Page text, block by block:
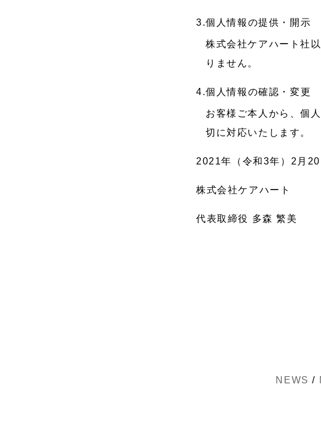
3.個人情報の提供・開示
株式会社ケアハート社
りません。
4.個人情報の確認・変更
お客様ご本人から、個
切に対応いたします。
2021年（令和3年）2月20
株式会社ケアハート
代表取締役 多森 繁美
NEWS /